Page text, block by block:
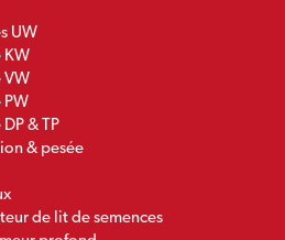
UW
KW
VW
PW
& TP
& pesée
de lit de semences